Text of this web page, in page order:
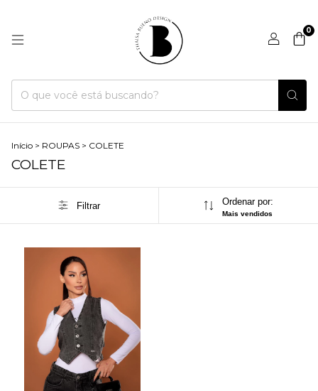
0
Início > ROUPAS > COLETE
COLETE
Filtrar Ordenar por:
Mais vendidos